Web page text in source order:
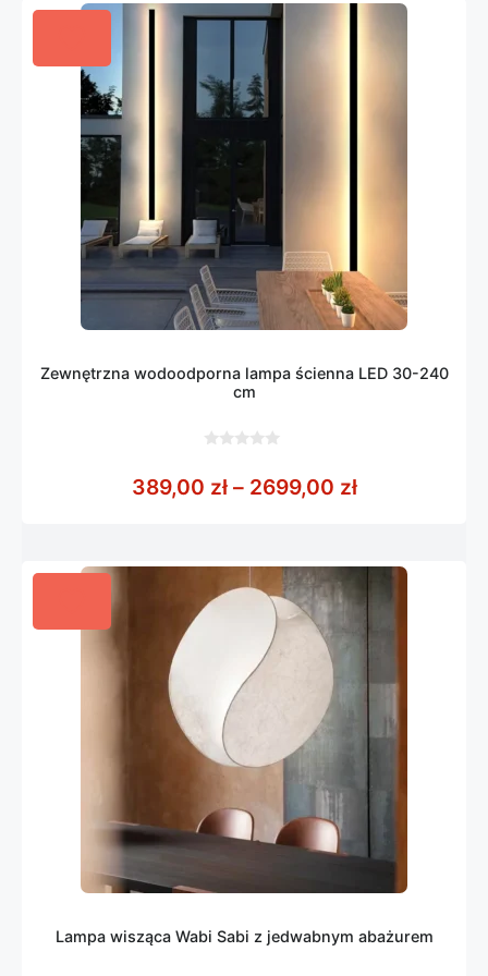
Zewnętrzna wodoodporna lampa ścienna LED 30-240
cm
5
389,00 zł – 2699,00 złZakres cen:
Lampa wisząca Wabi Sabi z jedwabnym abażurem